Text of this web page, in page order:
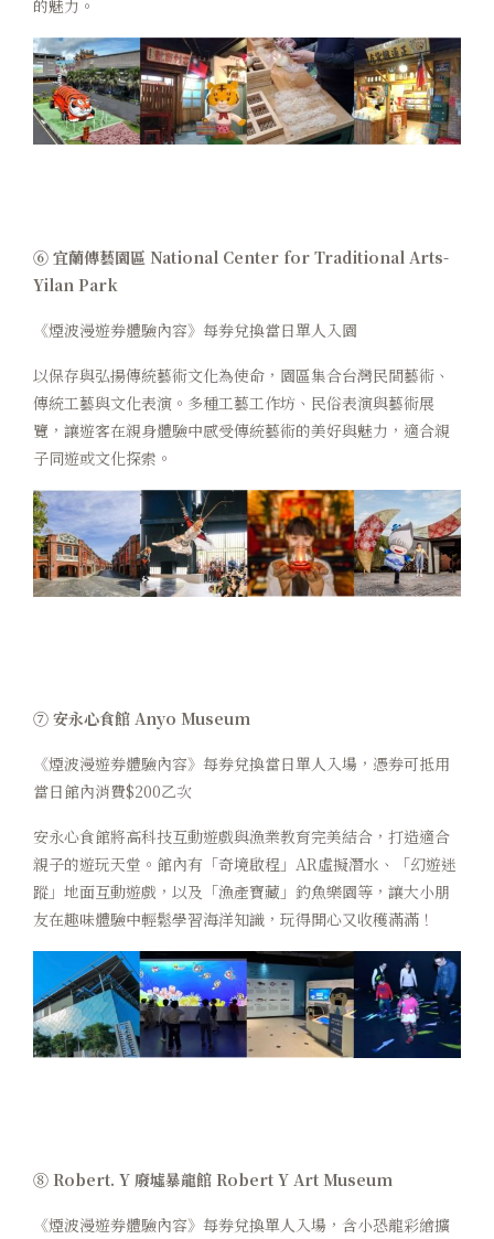
的魅力。
⑥ 宜蘭傳藝園區 National Center for Traditional Arts-
Yilan Park
《煙波漫遊券體驗內容》每券兌換當日單人入園
以保存與弘揚傳統藝術文化為使命，園區集合台灣民間藝術、
傳統工藝與文化表演。多種工藝工作坊、民俗表演與藝術展
覽，讓遊客在親身體驗中感受傳統藝術的美好與魅力，適合親
子同遊或文化探索。
⑦ 安永心食館 Anyo Museum
《煙波漫遊券體驗內容》每券兌換當日單人入場，憑券可抵用
當日館內消費$200乙次
安永心食館將高科技互動遊戲與漁業教育完美結合，打造適合
親子的遊玩天堂。館內有「奇境啟程」AR虛擬潛水、「幻遊迷
蹤」地面互動遊戲，以及「漁產寶藏」釣魚樂園等，讓大小朋
友在趣味體驗中輕鬆學習海洋知識，玩得開心又收穫滿滿！
⑧ Robert. Y 廢墟暴龍館 Robert Y Art Museum
《煙波漫遊券體驗內容》每券兌換單人入場，含小恐龍彩繪擴